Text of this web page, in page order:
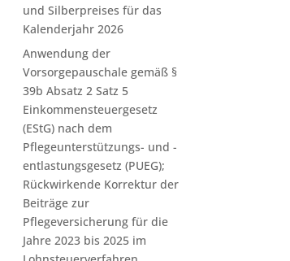
und Silberpreises für das
Kalenderjahr 2026
Anwendung der
Vorsorgepauschale gemäß §
39b Absatz 2 Satz 5
Einkommensteuergesetz
(EStG) nach dem
Pflegeunterstützungs- und -
entlastungsgesetz (PUEG);
Rückwirkende Korrektur der
Beiträge zur
Pflegeversicherung für die
Jahre 2023 bis 2025 im